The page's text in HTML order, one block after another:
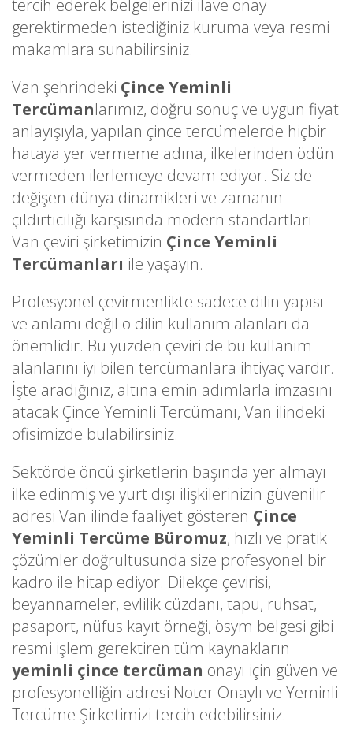
tercih ederek belgelerinizi ilave onay
gerektirmeden istediğiniz kuruma veya resmi
makamlara sunabilirsiniz.
Van şehrindeki Çince Yeminli
Tercümanlarımız, doğru sonuç ve uygun fiyat
anlayışıyla, yapılan çince tercümelerde hiçbir
hataya yer vermeme adına, ilkelerinden ödün
vermeden ilerlemeye devam ediyor. Siz de
değişen dünya dinamikleri ve zamanın
çıldırtıcılığı karşısında modern standartları
Van çeviri şirketimizin Çince Yeminli
Tercümanları ile yaşayın.
Profesyonel çevirmenlikte sadece dilin yapısı
ve anlamı değil o dilin kullanım alanları da
önemlidir. Bu yüzden çeviri de bu kullanım
alanlarını iyi bilen tercümanlara ihtiyaç vardır.
İşte aradığınız, altına emin adımlarla imzasını
atacak Çince Yeminli Tercümanı, Van ilindeki
ofisimizde bulabilirsiniz.
Sektörde öncü şirketlerin başında yer almayı
ilke edinmiş ve yurt dışı ilişkilerinizin güvenilir
adresi Van ilinde faaliyet gösteren Çince
Yeminli Tercüme Büromuz, hızlı ve pratik
çözümler doğrultusunda size profesyonel bir
kadro ile hitap ediyor. Dilekçe çevirisi,
beyannameler, evlilik cüzdanı, tapu, ruhsat,
pasaport, nüfus kayıt örneği, ösym belgesi gibi
resmi işlem gerektiren tüm kaynakların
yeminli çince tercüman onayı için güven ve
profesyonelliğin adresi Noter Onaylı ve Yeminli
Tercüme Şirketimizi tercih edebilirsiniz.